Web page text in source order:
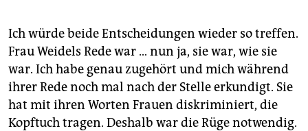
Ich würde beide Entscheidungen wieder so treffen.
Frau Weidels Rede war … nun ja, sie war, wie sie
war. Ich habe genau zugehört und mich während
ihrer Rede noch mal nach der Stelle erkundigt. Sie
hat mit ihren Worten Frauen diskriminiert, die
Kopftuch tragen. Deshalb war die Rüge notwendig.